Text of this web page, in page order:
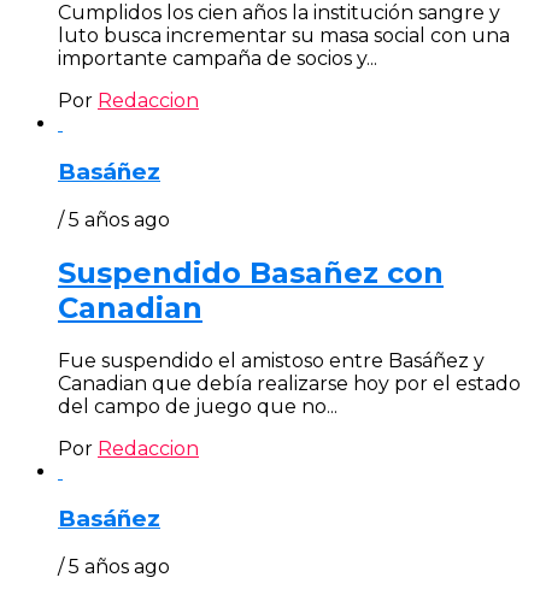
Cumplidos los cien años la institución sangre y
luto busca incrementar su masa social con una
importante campaña de socios y...
Por Redaccion
Basáñez
/ 5 años ago
Suspendido Basañez con
Canadian
Fue suspendido el amistoso entre Basáñez y
Canadian que debía realizarse hoy por el estado
del campo de juego que no...
Por Redaccion
Basáñez
/ 5 años ago